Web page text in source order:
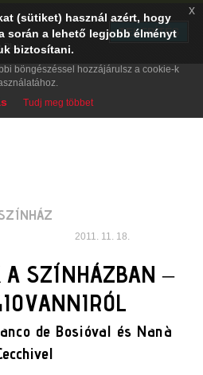
2011. 11. 18.
A SZÍNHÁZBAN –
de Bosióval és Nanà
(sütiket) használ azért, hogy
során a lehető legjobb élményt
biztosítani.
böngészéssel hozzájárulsz a cookie-k
Tudj meg többet
x
Play
TELEPÍTÉS